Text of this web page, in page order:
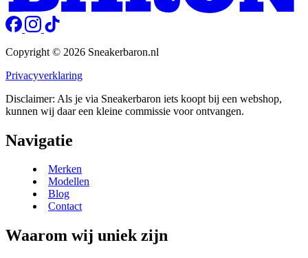
Copyright © 2026 Sneakerbaron.nl
Privacyverklaring
Disclaimer: Als je via Sneakerbaron iets koopt bij een webshop,
kunnen wij daar een kleine commissie voor ontvangen.
Navigatie
Merken
Modellen
Blog
Contact
Waarom wij uniek zijn